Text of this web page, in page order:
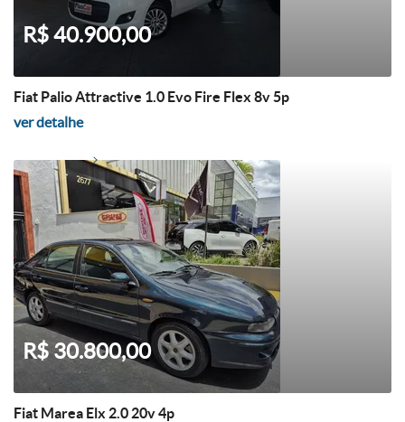
R$ 40.900,00
Fiat Palio Attractive 1.0 Evo Fire Flex 8v 5p
ver detalhe
R$ 30.800,00
Fiat Marea Elx 2.0 20v 4p